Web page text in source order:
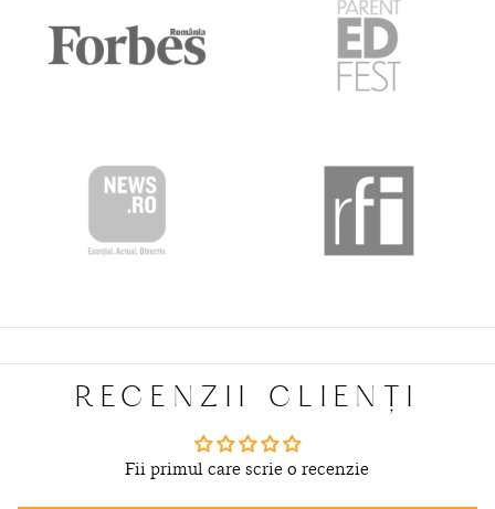
RECENZII CLIENȚI
Fii primul care scrie o recenzie